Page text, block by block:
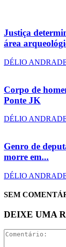
Justiça
área
DÉLIO
Corpo de
Ponte JK
DÉLIO
Genro de
morre em...
DÉLIO
SEM
DEIXE UMA